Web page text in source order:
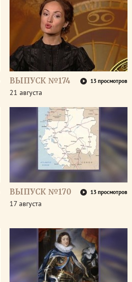
ВЫПУСК №174 13 просмотров
21 августа
ВЫПУСК №170 13 просмотров
17 августа